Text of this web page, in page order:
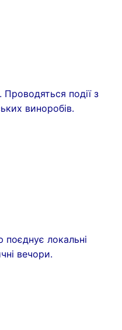
Проводяться події з
виноробів.
локальні
вечори.